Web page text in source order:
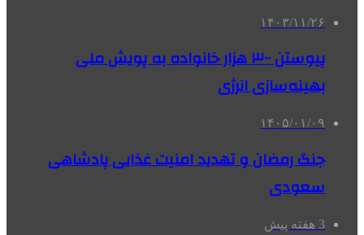
۱۴۰۳/۱۱/۲۶
پیوستن ۳۰۰ هزار خانواده به پویش ملی
بهینه‌سازی انرژی
۱۴۰۵/۰۱/۰۹
جنگ رمضان و تهدید امنیت غذایی پادشاهی
سعودی
3 هفته پیش